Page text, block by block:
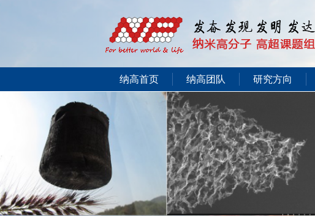
纳高首页 纳高团队 研究方向